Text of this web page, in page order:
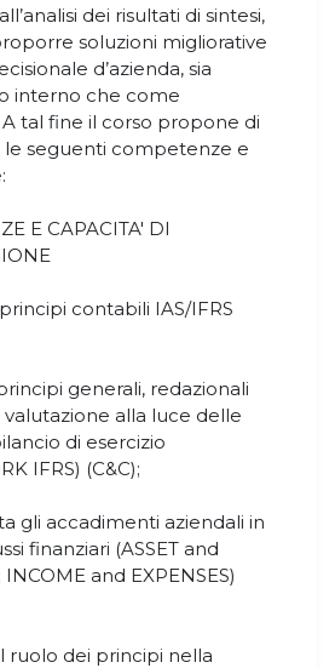
dei risultati di sintesi,
soluzioni migliorative
d’azienda, sia
interno che come
tal fine il corso propone di
seguenti competenze e
E CAPACITA' DI
contabili IAS/IFRS
generali, redazionali
valutazione alla luce delle
di esercizio
IFRS) (C&C);
gli accadimenti aziendali in
finanziari (ASSET and
INCOME and EXPENSES)
ruolo dei principi nella